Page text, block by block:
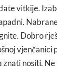
vitkije.
Dobro
vjenčanici
znati nositi.